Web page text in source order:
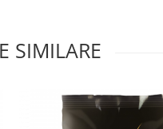
SIMILARE